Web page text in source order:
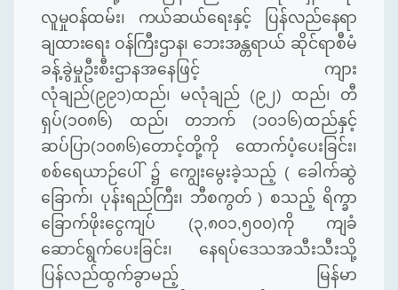
လူမှုဝန်ထမ်း၊ ကယ်ဆယ်ရေးနှင့် ပြန်လည်နေရာ
ချထားရေး ဝန်ကြီးဌာန၊ ဘေးအန္တရာယ် ဆိုင်ရာစီမံ
ခန့်ခွဲမှုဦးစီးဌာနအနေဖြင့် ကျား
လုံချည်(၉၉၁)ထည်၊ မလုံချည် (၉၂) ထည်၊ တီ
ရှပ်(၁၀၈၆) ထည်၊ တဘက် (၁၀၁၆)ထည်နှင့်
ဆပ်ပြာ(၁၀၈၆)တောင့်တို့ကို ထောက်ပံ့ပေးခြင်း၊
စစ်ရေယာဉ်ပေါ် ၌ ကျွေးမွေးခဲ့သည့်( ခေါက်ဆွဲ
ခြောက်၊ ပုန်းရည်ကြီး၊ ဘီစကွတ်) စသည့် ရိက္ခာ
ခြောက်ဖိုးငွေကျပ် (၃,၈၀၁,၅၀၀)ကို ကျခံ
ဆောင်ရွက်ပေးခြင်း၊ နေရပ်ဒေသအသီးသီးသို့
ပြန်လည်ထွက်ခွာမည့် မြန်မာ